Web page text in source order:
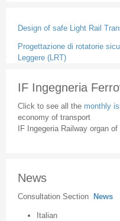
Design of safe Light Rail
Progettazione di rotatorie
Leggere (LRT)
IF Ingegneria
Click to see all the monthly
economy of transport
IF Ingegeria Railway organ
News
Consultation Section News
Italian